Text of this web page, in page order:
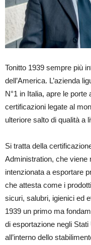
Tonitto 1939 sempre più
dell’America. L’azienda
N°1 in Italia, apre le
certificazioni legate al
ulteriore salto di qualità a
Si tratta della
Administration, che viene
intenzionata a esportare
che attesta come i
sicuri, salubri, igienici ed
1939 un primo ma
di esportazione negli
all’interno dello